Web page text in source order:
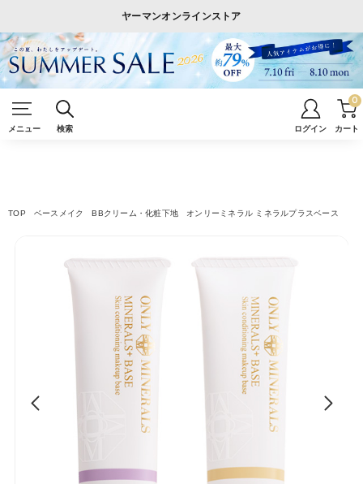
ヤーマンオンラインストア
メニュー 検索 ログイン カート
0
TOP ベースメイク BBクリーム・化粧下地 オンリーミネラル ミネラルプラスベース